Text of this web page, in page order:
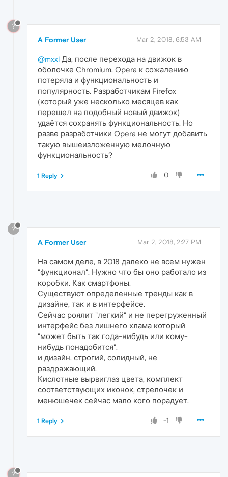
?
A Former User Mar 2, 2018, 6:53 AM
@mxxl Да, после перехода на движок в
оболочке Chromium, Opera к сожалению
потеряла и функциональность и
популярность. Разработчикам Firefox
(который уже несколько месяцев как
перешел на подобный новый движок)
удаётся сохранять функциональность. Но
разве разработчики Opera не могут добавить
такую вышеизложенную мелочную
функциональность?
0
1 Reply
?
A Former User Mar 2, 2018, 2:27 PM
На самом деле, в 2018 далеко не всем нужен
"функционал". Нужно что бы оно работало из
коробки. Как смартфоны.
Существуют определенные тренды как в
дизайне, так и в интерфейсе.
Сейчас роялит "легкий" и не перегруженный
интерфейс без лишнего хлама который
"может быть так года-нибудь или кому-
нибудь понадобится".
и дизайн, строгий, солидный, не
раздражающий.
Кислотные вырвиглаз цвета, комплект
соответствующих иконок, стрелочек и
менюшечек сейчас мало кого порадует.
-1
1 Reply
?